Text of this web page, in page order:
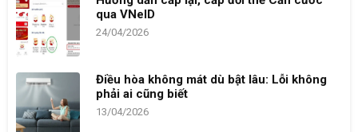
qua VNeID
24/04/2026
Điều hòa không mát dù bật lâu: Lỗi không
phải ai cũng biết
13/04/2026